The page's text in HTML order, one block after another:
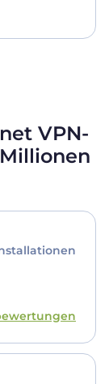
VPN-
Millionen